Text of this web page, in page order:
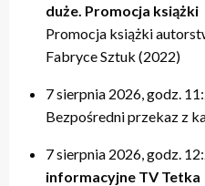
duże. Promocja książki
Promocja książki
Fabryce Sztuk (2022)
7 sierpnia 2026, godz.
Bezpośredni przekaz z
7 sierpnia 2026, godz.
informacyjne TV Tetka